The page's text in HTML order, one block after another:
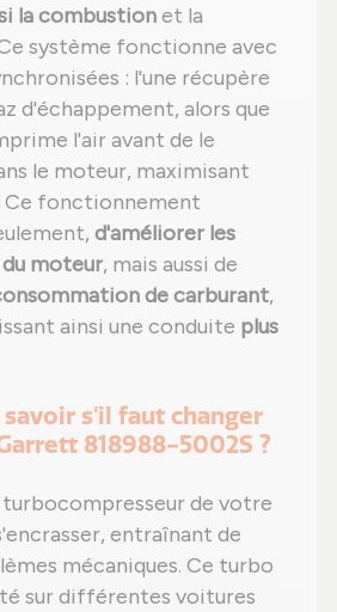
la combustionet la
système fonctionne avec
: l'une récupère
d'échappement, alors que
l'air avant de le
le moteur, maximisant
fonctionnement
d'améliorer les
moteur, mais aussi de
de carburant,
ainsi une conduite plus
savoir s'il faut changer
818988-5002S ?
turbocompresseur de votre
entraînant de
mécaniques. Ce turbo
sur différentes voitures